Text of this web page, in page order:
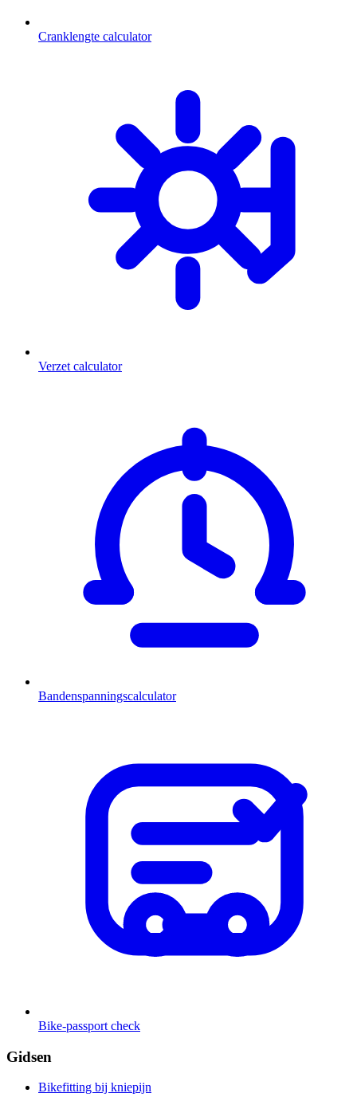
Cranklengte calculator
Verzet calculator
Bandenspanningscalculator
Bike-passport check
Gidsen
Bikefitting bij kniepijn